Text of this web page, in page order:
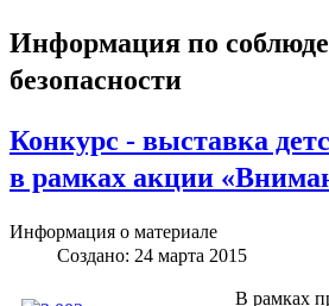
Информация по
безопасности
Конкурс - выставка
в рамках акции
Информация о материале
Создано: 24 марта 2015
В рамках